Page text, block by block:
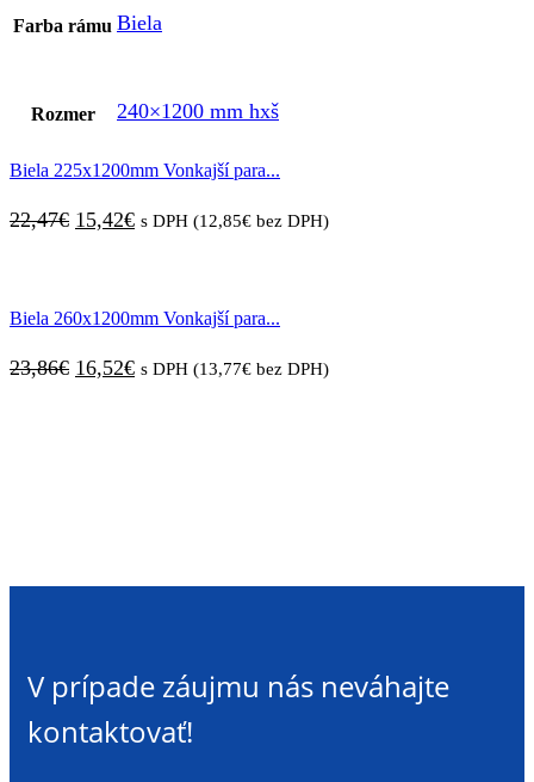
Farba rámu Biela
Rozmer 240×1200 mm hxš
Biela 225x1200mm Vonkajší para...
22,47€ Pôvodná
22,47€.
15,42€Aktuálna
15,42€.
s DPH (12,85€ bez DPH)
Biela 260x1200mm Vonkajší para...
23,86€ Pôvodná
16,52€Aktuálna
s DPH (13,77€ bez DPH)
V prípade záujmu nás neváhajte
kontaktovať!